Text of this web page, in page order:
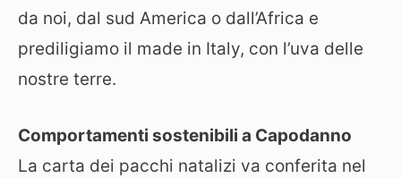
da noi, dal sud America o dall’Africa e
prediligiamo il made in Italy, con l’uva delle
nostre terre.
Comportamenti sostenibili a Capodanno
La carta dei pacchi natalizi va conferita nel